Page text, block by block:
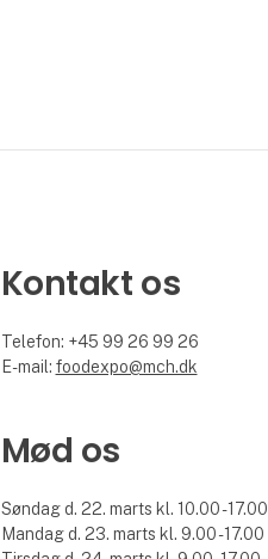
Kontakt os
Telefon: +45 99 26 99 26
E-mail: foodexpo@mch.dk
Mød os
Søndag d. 22. marts kl. 10.00 - 17.00
Mandag d. 23. marts kl. 9.00 - 17.00